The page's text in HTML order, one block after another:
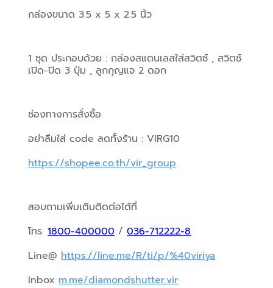
กล่องขนาด 3.5 x 5 x 2.5 นิ้ว
1 ชุด ประกอบด้วย : กล่องสแตนเลสใส่สวิตช์ , สวิตช์
เปิด-ปิด 3 ปุ่ม , ลูกกุญแจ 2 ดอก
ช่องทางการสั่งซื้อ
อย่าลืมใส่ code ลดทั้งร้าน : VIRG10
https://shopee.co.th/vir_group
สอบถามเพิ่มเติมติดต่อได้ที่
โทร. 1800-400000 / 036-712222-8
Line@ https://line.me/R/ti/p/%40viriya
Inbox m.me/diamondshutter.vir